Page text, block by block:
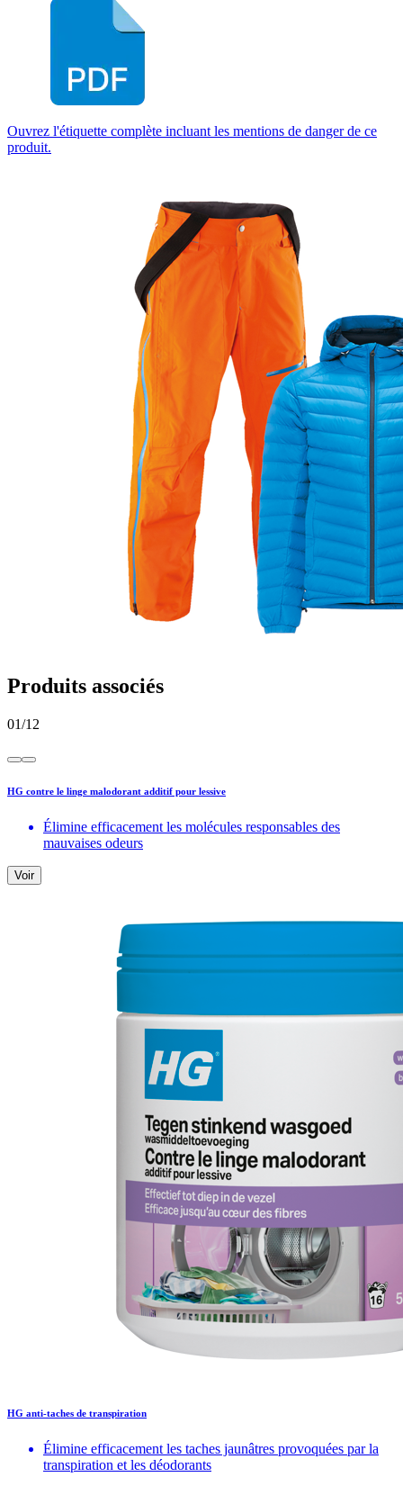
Ouvrez l'étiquette complète incluant les mentions de danger de ce
produit.
Produits associés
01/12
HG contre le linge malodorant additif pour lessive
Élimine efficacement les molécules responsables des
mauvaises odeurs
Voir
HG anti-taches de transpiration
Élimine efficacement les taches jaunâtres provoquées par la
transpiration et les déodorants